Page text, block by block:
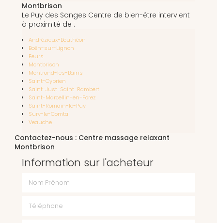
Montbrison
Le Puy des Songes Centre de bien-être intervient
à proximité de :
Andrézieux-Bouthéon
Boën-sur-Lignon
Feurs
Montbrison
Montrond-les-Bains
Saint-Cyprien
Saint-Just-Saint-Rambert
Saint-Marcellin-en-Forez
Saint-Romain-le-Puy
Sury-le-Comtal
Veauche
Contactez-nous : Centre massage relaxant
Montbrison
Information sur l'acheteur